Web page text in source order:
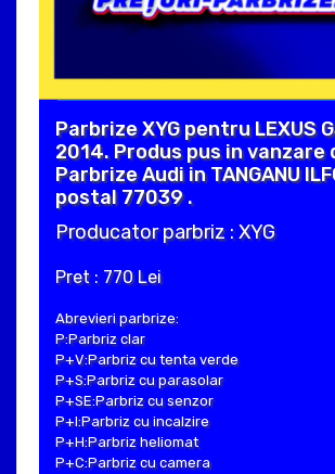
Parbrize XYG pentru LEXUS
2014. Produs pus in vanzare
Parbrize Audi in TANGANU
postal 77039 .
Producator parbriz : XYG
Pret : 770 Lei
Abrevieri parbrize:
P:Parbriz clar
P+V:Parbriz cu tenta verde
P+S:Parbriz cu parasolar
P+SE:Parbriz cu senzor
P+I:Parbriz cu incalzire
P+H:Parbriz heliomat
P+C:Parbriz cu camera